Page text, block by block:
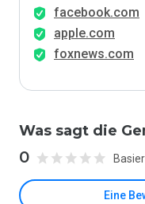
facebook.com
apple.com
foxnews.com
Was sagt die
0
Eine